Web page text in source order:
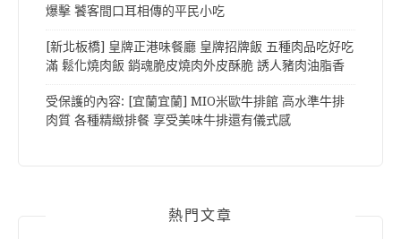
爆擊 饕客間口耳相傳的平民小吃
[新北板橋] 皇牌正港味餐廳 皇牌招牌飯 五種肉品吃好吃
滿 鬆化燒肉飯 銷魂脆皮燒肉外皮酥脆 誘人豬肉油脂香
受保護的內容: [宜蘭宜蘭] MIO米歐牛排館 高水準牛排
肉質 各種精緻排餐 享受美味牛排還有儀式感
熱門文章